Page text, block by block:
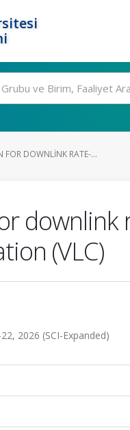
FOR DOWNLINK RATE-...
downlink
(VLC)
2026 (SCI-Expanded)